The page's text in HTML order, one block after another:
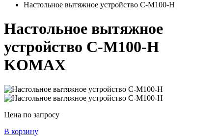
Настольное вытяжное устройство C-M100-H
Настольное вытяжное
устройство C-M100-H
KOMAX
Цена по запросу
В корзину